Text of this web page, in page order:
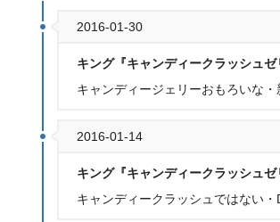
2016-01-30
キング『キャンディークラッシュゼ
キャンディージェリーおもろいな
2016-01-14
キング『キャンディークラッシュゼ
キャンディークラッシュではない・